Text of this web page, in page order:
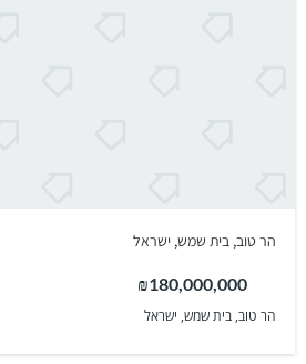
הר טוב, בית שמש, ישראל
₪180,000,000
הר טוב, בית שמש, ישראל